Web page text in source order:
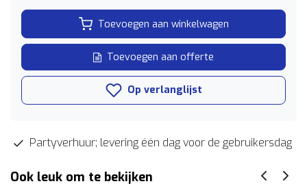
Toevoegen aan winkelwagen
Toevoegen aan offerte
Op verlanglijst
Partyverhuur; levering één dag voor de gebruikersdag
Ook leuk om te bekijken